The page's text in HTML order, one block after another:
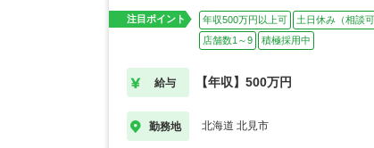
注目ポイント 年収500万円以上可 土日休み（相談可
店舗数1～9
積極採用中
給与 【年収】500万円
勤務地 北海道 北見市